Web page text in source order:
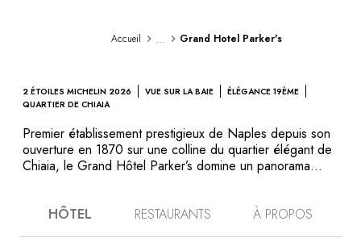
Accueil ... Grand Hotel Parker's
2 ÉTOILES MICHELIN 2026 VUE SUR LA BAIE
ÉLÉGANCE 19ÈME
QUARTIER DE CHIAIA
Premier établissement prestigieux de Naples depuis son
ouverture en 1870 sur une colline du quartier élégant de
Chiaia, le Grand Hôtel Parker’s domine un panorama
lointain, les îles d’Ischia et de Capri qui s’offrent aux
HÔTEL RESTAURANTS À PROPOS